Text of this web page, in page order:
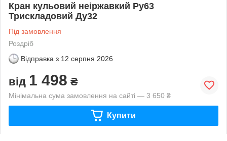
Кран кульовий неіржавкий Ру63
Трискладовий Ду32
Під замовлення
Роздріб
Відправка з 12 серпня 2026
від 1 498 ₴
Мінімальна сума замовлення на сайті — 3 650 ₴
Купити